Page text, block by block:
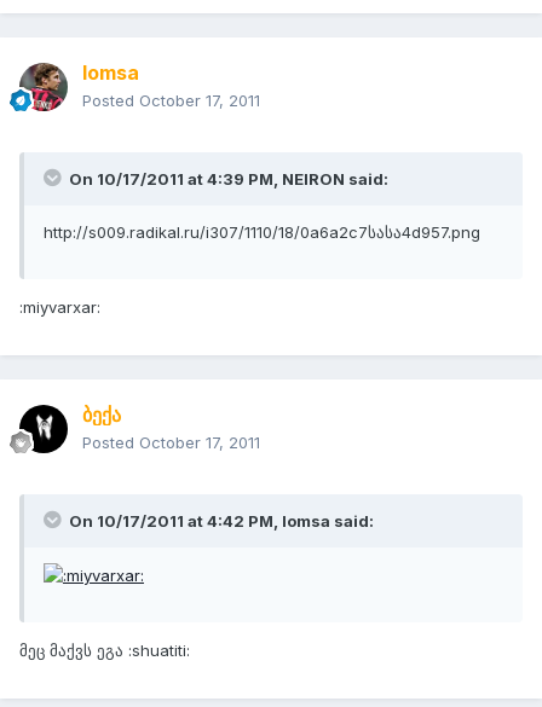
lomsa
Posted October 17, 2011
On 10/17/2011 at 4:39 PM, NEIRON said:
http://s009.radikal.ru/i307/1110/18/0a6a2c7სასა4d957.png
:miyvarxar:
ბექა
Posted October 17, 2011
On 10/17/2011 at 4:42 PM, lomsa said:
მეც მაქვს ეგა :shuatiti: